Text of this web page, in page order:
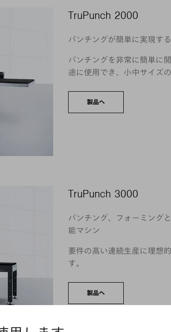
TruPunch 2000
パンチングが簡単に実現す
パンチングを非常に簡単に
途に使用でき、小中サイズ
製品へ
TruPunch 3000
パンチング、フォーミング
能マシン
要件の高い連続生産に理想
す。
製品へ